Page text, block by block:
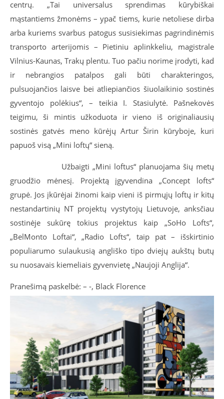
centrų. „Tai universalus sprendimas kūrybiškai
mąstantiems žmonėms – ypač tiems, kurie netoliese dirba
arba kuriems svarbus patogus susisiekimas pagrindinėmis
transporto arterijomis – Pietiniu aplinkkeliu, magistrale
Vilnius-Kaunas, Trakų plentu. Tuo pačiu norime įrodyti, kad
ir nebrangios patalpos gali būti charakteringos,
pulsuojančios laisve bei atliepiančios šiuolaikinio sostinės
gyventojo polėkius“, – teikia I. Stasiulytė. Pašnekovės
teigimu, ši mintis užkoduota ir vieno iš originaliausių
sostinės gatvės meno kūrėjų Artur Širin kūryboje, kuri
papuoš visą „Mini loftų“ sieną.
Užbaigti „Mini loftus“ planuojama šių metų
gruodžio mėnesį. Projektą įgyvendina „Concept lofts“
grupė. Jos įkūrėjai žinomi kaip vieni iš pirmųjų loftų ir kitų
nestandartinių NT projektų vystytojų Lietuvoje, anksčiau
sostinėje sukūrę tokius projektus kaip „SoHo Lofts“,
„BelMonto Loftai“, „Radio Lofts“, taip pat – išskirtinio
populiarumo sulaukusią angliško tipo dviejų aukštų butų
su nuosavais kiemeliais gyvenvietę „Naujoji Anglija“.
Pranešimą paskelbė: – -, Black Florence